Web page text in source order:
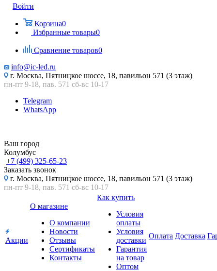
Войти
Корзина0
Избранные товары0
Сравнение товаров0
info@ic-led.ru
г. Москва, Пятницкое шоссе, 18, павильон 571 (3 этаж)
пн-пт 9-18, пав. 571 сб-вс 10-17
Telegram
WhatsApp
Ваш город
Колумбус
+7 (499) 325-65-23
Заказать звонок
г. Москва, Пятницкое шоссе, 18, павильон 571 (3 этаж)
пн-пт 9-18, пав. 571 сб-вс 10-17
Акции
О магазине
О компании
Новости
Отзывы
Сертификаты
Контакты
Как купить
Условия
оплаты
Условия
доставки
Гарантия
на товар
Оптом
Оплата Доставка